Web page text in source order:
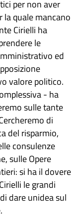
per non aver
la quale mancano
Cirielli ha
le
ed
valore politico.
- ha
sulle tante
di
del risparmio,
consulenze
sulle Opere
si ha il dovere
le grandi
dare unidea sul